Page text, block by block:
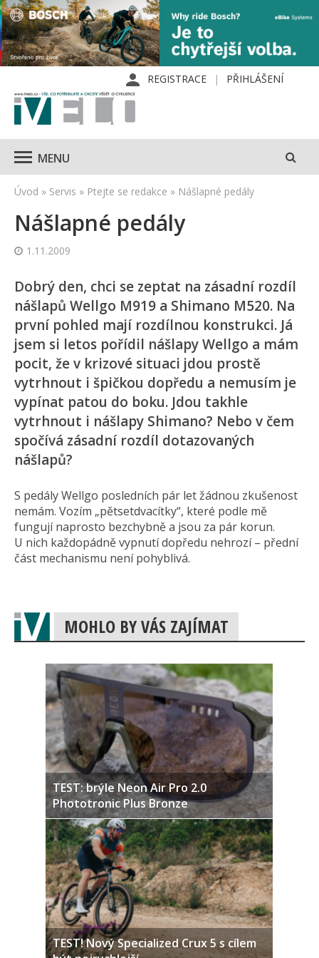
REGISTRACE PŘIHLÁŠENÍ
MENU
Úvod » Servis » Ptejte se redakce » Nášlapné pedály
Nášlapné pedály
1.11.2009
Dobrý den, chci se zeptat na zásadní rozdíl
nášlapů Wellgo M919 a Shimano M520. Na
první pohled mají rozdílnou konstrukci. Já
jsem si letos pořídil nášlapy Wellgo a mám
pocit, že v krizové situaci jdou prostě
vytrhnout i špičkou dopředu a nemusím je
vypínat patou do boku. Jdou takhle
vytrhnout i nášlapy Shimano? Nebo v čem
spočívá zásadní rozdíl dotazovaných
nášlapů?
S pedály Wellgo posledních pár let žádnou zkušenost
nemám. Vozím „pětsetdvacítky“, které podle mě
fungují naprosto bezchybně a jsou za pár korun.
U nich každopádně vypnutí dopředu nehrozí – přední
část mechanismu není pohyblivá.
MOHLO BY VÁS ZAJÍMAT
TEST: brýle Neon Air Pro 2.0
Phototronic Plus Bronze
TEST! Nový Specialized Crux 5 s cílem